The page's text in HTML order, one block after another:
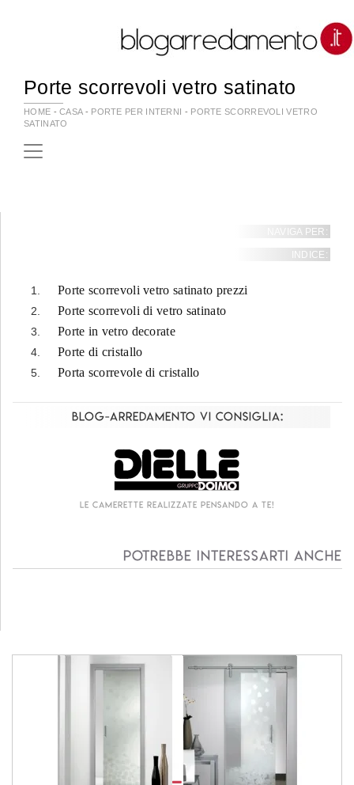
Porte scorrevoli vetro satinato
HOME -CASA- PORTE PER INTERNI - PORTE SCORREVOLI VETRO
SATINATO
NAVIGA PER:
INDICE:
Porte scorrevoli vetro satinato prezzi
Porte scorrevoli di vetro satinato
Porte in vetro decorate
Porte di cristallo
Porta scorrevole di cristallo
Blog-Arredamento vi consiglia:
Le camerette realizzate pensando a te!
Potrebbe interessarti anche